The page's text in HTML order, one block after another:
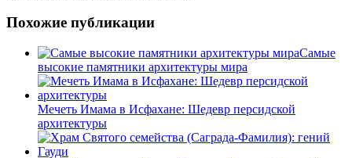
Похожие публикации
Самые
высокие памятники архитектуры мира
Мечеть Имама в Исфахане: Шедевр персидской
архитектуры